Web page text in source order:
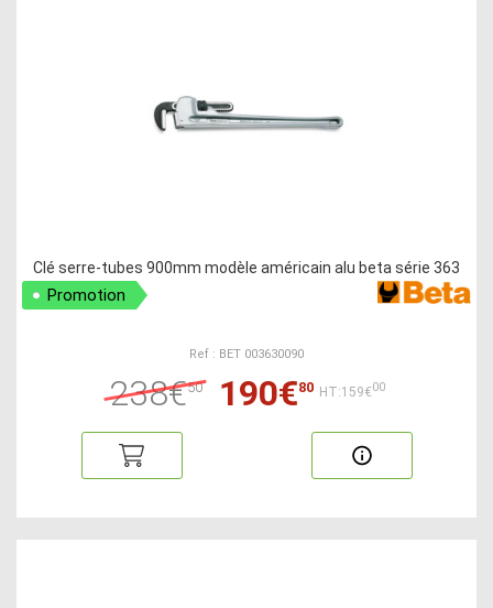
Clé serre-tubes 900mm modèle américain alu beta série 363
Promotion
Ref : BET 003630090
238€50 190€80 HT:159€00